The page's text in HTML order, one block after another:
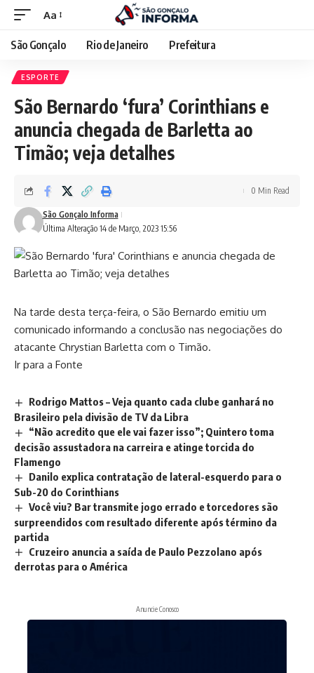
Aa
São Gonçalo Rio de Janeiro Prefeitura
ESPORTE
São Bernardo ‘fura’ Corinthians e
anuncia chegada de Barletta ao
Timão; veja detalhes
Última Alteração 14 de Março, 2023 15:56
São Gonçalo Informa
0 Min Read
Na tarde desta terça-feira, o São Bernardo emitiu um
comunicado informando a conclusão nas negociações do
atacante Chrystian Barletta com o Timão.
Ir para a Fonte
Rodrigo Mattos – Veja quanto cada clube ganhará no
Brasileiro pela divisão de TV da Libra
“Não acredito que ele vai fazer isso”; Quintero toma
decisão assustadora na carreira e atinge torcida do
Flamengo
Danilo explica contratação de lateral-esquerdo para o
Sub-20 do Corinthians
Você viu? Bar transmite jogo errado e torcedores são
surpreendidos com resultado diferente após término da
partida
Cruzeiro anuncia a saída de Paulo Pezzolano após
derrotas para o América
Anuncie Conosco